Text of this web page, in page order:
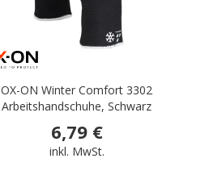
OX-ON Winter Comfort 3302
Arbeitshandschuhe, Schwarz
6,79 €
inkl. MwSt.